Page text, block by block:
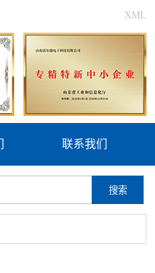
XML
联系我们
搜索